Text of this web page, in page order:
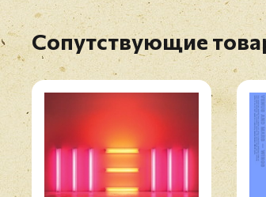
Сопутствующие